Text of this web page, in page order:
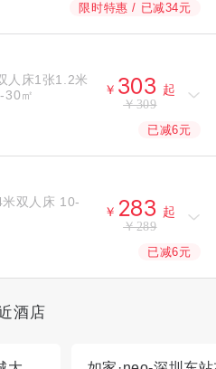
限时特惠 / 已减34元
人床1张1.2米
30㎡ ￥  起
￥309
已减6元
双人床 10-
￥  起
￥289
已减6元
酒店